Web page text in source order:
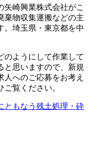
矢崎興業株式会社がこ
棄物収集運搬などの主
。埼玉県・東京都を中
のようにして作業して
と思いますので、新規
へのご応募をお考え
覧ください。